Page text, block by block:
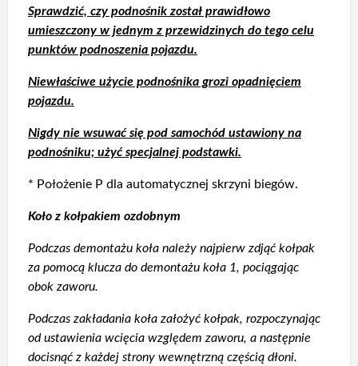
Sprawdzić, czy podnośnik został prawidłowo
umieszczony w jednym z przewidzinych do tego celu
punktów podnoszenia pojazdu.
Niewłaściwe użycie podnośnika grozi opadnięciem
pojazdu.
Nigdy nie wsuwać się pod samochód ustawiony na
podnośniku; użyć specjalnej podstawki.
* Położenie P dla automatycznej skrzyni biegów.
Koło z kołpakiem ozdobnym
Podczas demontażu koła należy najpierw zdjąć kołpak
za pomocą klucza do demontażu koła 1, pociągając
obok zaworu.
Podczas zakładania koła założyć kołpak, rozpoczynając
od ustawienia wcięcia względem zaworu, a następnie
docisnąć z każdej strony wewnętrzną częścią dłoni.